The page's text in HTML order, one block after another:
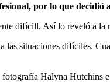
por lo que decidió
difícill. Así lo reveló a la
situaciones difíciles.
Halyna Hutchins